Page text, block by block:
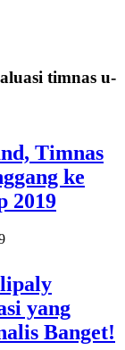
timnas u-
Timnas
ke
2019
yang
Banget!